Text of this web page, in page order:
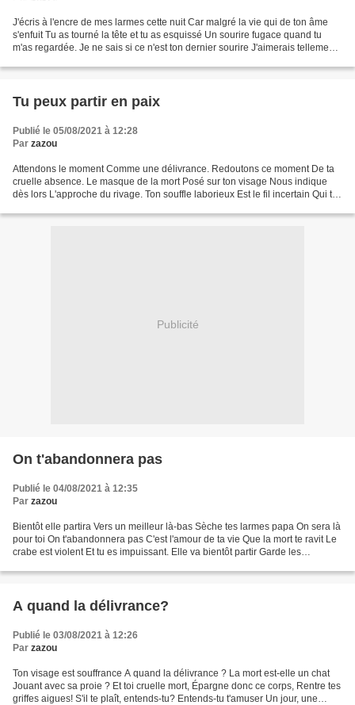
J'écris à l'encre de mes larmes cette nuit Car malgré la vie qui de ton âme
s'enfuit Tu as tourné la tête et tu as esquissé Un sourire fugace quand tu
m'as regardée. Je ne sais si ce n'est ton dernier sourire J'aimerais tellement
Tu peux partir en paix
Publié le 05/08/2021 à 12:28
Par zazou
Attendons le moment Comme une délivrance. Redoutons ce moment De ta
cruelle absence. Le masque de la mort Posé sur ton visage Nous indique
dès lors L'approche du rivage. Ton souffle laborieux Est le fil incertain Qui te
Publicité
On t'abandonnera pas
Publié le 04/08/2021 à 12:35
Par zazou
Bientôt elle partira Vers un meilleur là-bas Sèche tes larmes papa On sera là
pour toi On t'abandonnera pas C'est l'amour de ta vie Que la mort te ravit Le
crabe est violent Et tu es impuissant. Elle va bientôt partir Garde les
A quand la délivrance?
Publié le 03/08/2021 à 12:26
Par zazou
Ton visage est souffrance A quand la délivrance ? La mort est-elle un chat
Jouant avec sa proie ? Et toi cruelle mort, Épargne donc ce corps, Rentre tes
griffes aigues! S'il te plaît, entends-tu? Entends-tu t'amuser Un jour, une